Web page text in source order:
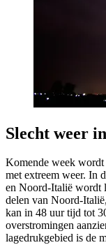
Slecht weer
Komende week
met extreem weer. In
en Noord-Italië wordt
delen van Noord-
kan in 48 uur tijd tot
overstromingen
lagedrukgebied is de